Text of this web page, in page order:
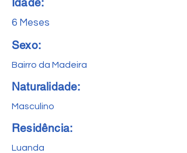
6 Meses
Sexo:
Bairro da Madeira
Naturalidade:
Masculino
Residência:
Luanda